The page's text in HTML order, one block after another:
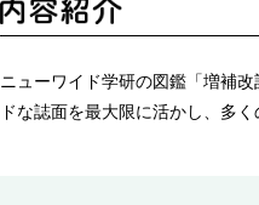
ニューワイド学研の図鑑「増補
ドな誌面を最大限に活かし、多